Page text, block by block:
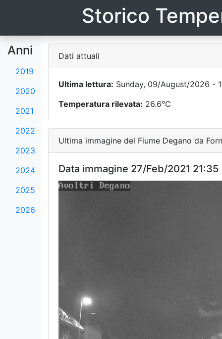
Storico
Anni
2019
2020
2021
2022
2023
2024
2025
2026
Dati attuali
Ultima lettura: Sunday, 09/August/2026 -
Temperatura rilevata: 26.6°C
Ultima immagine del Fiume Degano da
Data immagine 27/Feb/2021 21:35